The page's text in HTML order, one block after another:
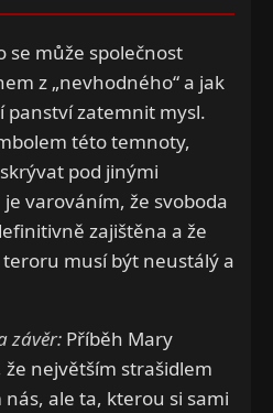
se může společnost
z „nevhodného“ a jak
panství zatemnit mysl.
této temnoty,
pod jinými
varováním, že svoboda
zajištěna a že
musí být neustálý a
závěr: Příběh Mary
největším strašidlem
ale ta, kterou si sami